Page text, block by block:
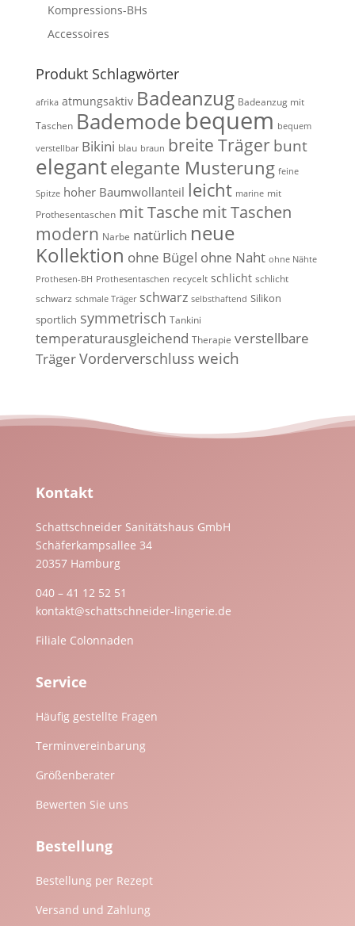
Kompressions-BHs
Accessoires
Produkt Schlagwörter
afrika atmungsaktiv Badeanzug Badeanzug mit
Taschen Bademodebequem bequem
verstellbar Bikini blau braun breite Träger bunt
elegantelegante Musterung feine
Spitze hoher Baumwollanteil leicht marine mit
Prothesentaschen mit Taschemit Taschen
modern Narbe natürlich neue
Kollektion ohne Bügel ohne Naht ohne Nähte
Prothesen-BH Prothesentaschen recycelt schlicht schlicht
schwarz schmale Träger schwarz selbsthaftend Silikon
sportlich symmetrisch Tankini
temperaturausgleichend Therapie verstellbare
TrägerVorderverschluss weich
Kontakt
Schattschneider Sanitätshaus GmbH
Schäferkampsallee 34
20357 Hamburg
040 – 41 12 52 51
kontakt@schattschneider-lingerie.de
Filiale Colonnaden
Service
Häufig gestellte Fragen
Terminvereinbarung
Größenberater
Bewerten Sie uns
Bestellung
Bestellung per Rezept
Versand und Zahlung